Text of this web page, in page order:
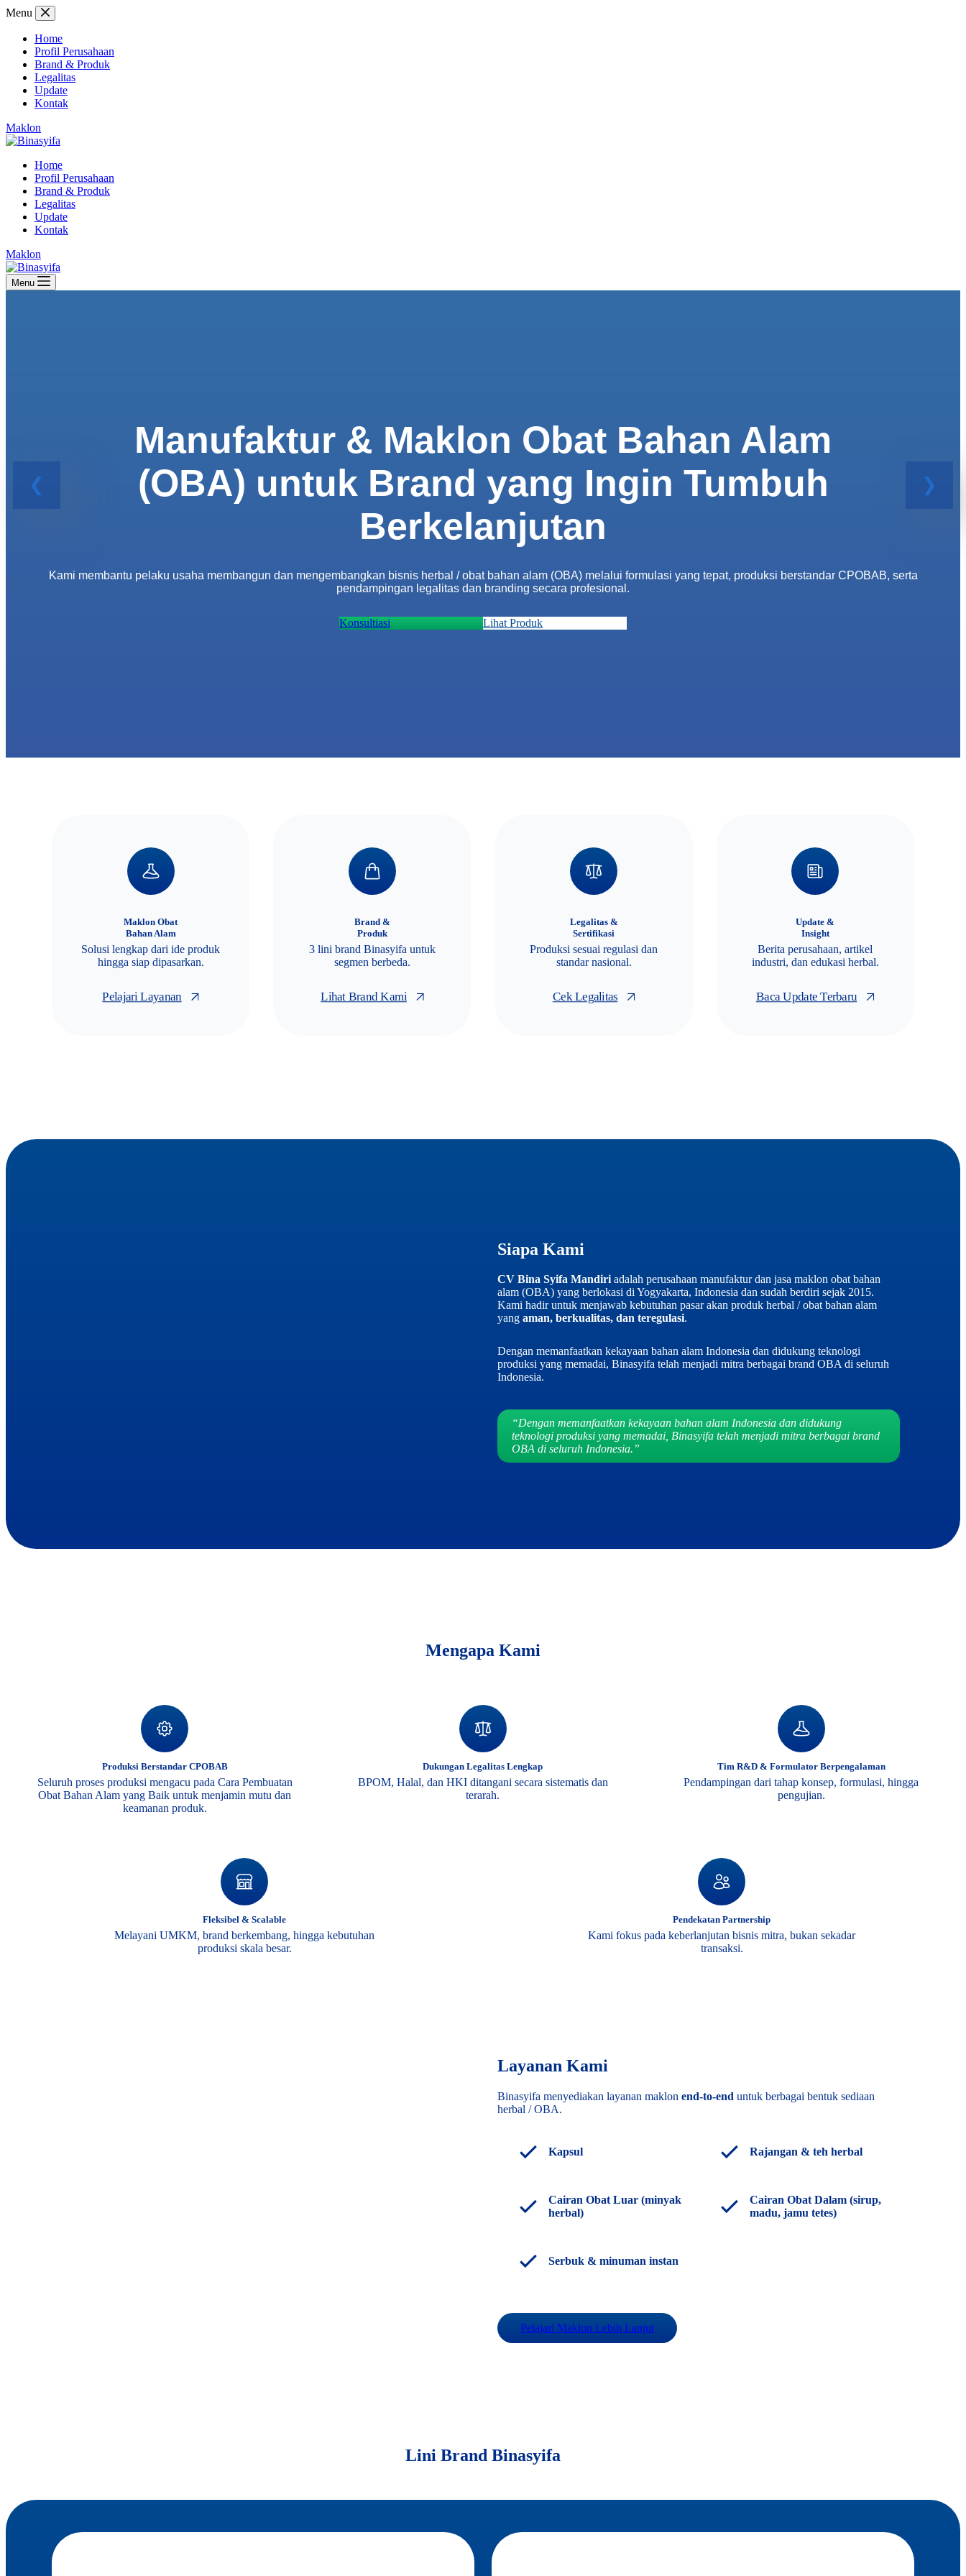
Skip
content
Menu
Home
Profil Perusahaan
Brand & Produk
Legalitas
Update
Kontak
Maklon
Home
Profil Perusahaan
Brand & Produk
Legalitas
Update
Kontak
Maklon
Menu
Manufaktur & Maklon Obat Bahan Alam
(OBA) untuk Brand yang Ingin Tumbuh
Berkelanjutan
Kami membantu pelaku usaha membangun dan mengembangkan bisnis herbal / obat bahan alam (OBA) melalui formulasi yang tepat, produksi berstandar CPOBAB, serta
pendampingan legalitas dan branding secara profesional.
Konsultiasi Lihat Produk
Maklon Obat
Bahan Alam
Solusi lengkap dari ide produk
hingga siap dipasarkan.
Pelajari Layanan
Brand &
Produk
3 lini brand Binasyifa untuk
segmen berbeda.
Lihat Brand Kami
Legalitas &
Sertifikasi
Produksi sesuai regulasi dan
standar nasional.
Cek Legalitas
Update &
Insight
Berita perusahaan, artikel
industri, dan edukasi herbal.
Baca Update Terbaru
Siapa Kami
CV Bina Syifa Mandiriadalah perusahaan manufaktur dan jasa maklon obat bahan
alam (OBA) yang berlokasi di Yogyakarta, Indonesia dan sudah berdiri sejak 2015.
Kami hadir untuk menjawab kebutuhan pasar akan produk herbal / obat bahan alam
yang aman, berkualitas, dan teregulasi.
Dengan memanfaatkan kekayaan bahan alam Indonesia dan didukung teknologi
produksi yang memadai, Binasyifa telah menjadi mitra berbagai brand OBA di seluruh
Indonesia.
“Dengan memanfaatkan kekayaan bahan alam Indonesia dan didukung
teknologi produksi yang memadai, Binasyifa telah menjadi mitra berbagai brand
OBA di seluruh Indonesia.”
Mengapa Kami
Produksi Berstandar CPOBAB
Seluruh proses produksi mengacu pada Cara Pembuatan
Obat Bahan Alam yang Baik untuk menjamin mutu dan
keamanan produk.
Dukungan Legalitas Lengkap
BPOM, Halal, dan HKI ditangani secara sistematis dan
terarah.
Tim R&D & Formulator Berpengalaman
Pendampingan dari tahap konsep, formulasi, hingga
pengujian.
Fleksibel & Scalable
Melayani UMKM, brand berkembang, hingga kebutuhan
produksi skala besar.
Pendekatan Partnership
Kami fokus pada keberlanjutan bisnis mitra, bukan sekadar
transaksi.
Layanan Kami
Binasyifa menyediakan layanan maklon end-to-end untuk berbagai bentuk sediaan
herbal / OBA.
Kapsul Rajangan & teh herbal
Cairan Obat Luar (minyak
herbal)
Cairan Obat Dalam (sirup,
madu, jamu tetes)
Serbuk & minuman instan
Pelajari Maklon Lebih Lanjut
Lini Brand Binasyifa